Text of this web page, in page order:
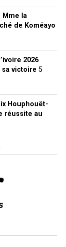
Mme la
de Koméayo
2026
victoire 5
Houphouët-
réussite au